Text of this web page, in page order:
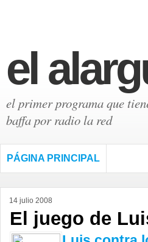
el
el primer programa que
baffa por radio la red
PÁGINA PRINCIPAL
14 julio 2008
El juego de